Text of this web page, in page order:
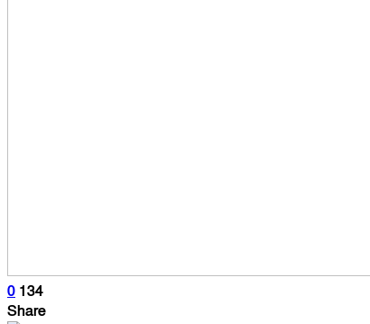
0 134
Share